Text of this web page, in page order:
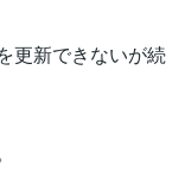
更新できないが続